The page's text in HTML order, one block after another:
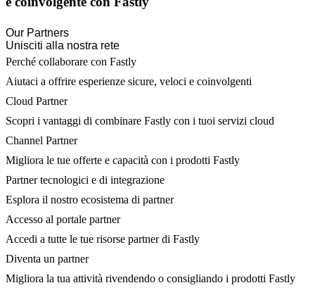
Our Partners
Unisciti alla nostra rete
Perché collaborare con Fastly
Aiutaci a offrire esperienze sicure, veloci e coinvolgenti
Cloud Partner
Scopri i vantaggi di combinare Fastly con i tuoi servizi cloud
Channel Partner
Migliora le tue offerte e capacità con i prodotti Fastly
Partner tecnologici e di integrazione
Esplora il nostro ecosistema di partner
Accesso al portale partner
Accedi a tutte le tue risorse partner di Fastly
Diventa un partner
Migliora la tua attività rivendendo o consigliando i prodotti Fastly